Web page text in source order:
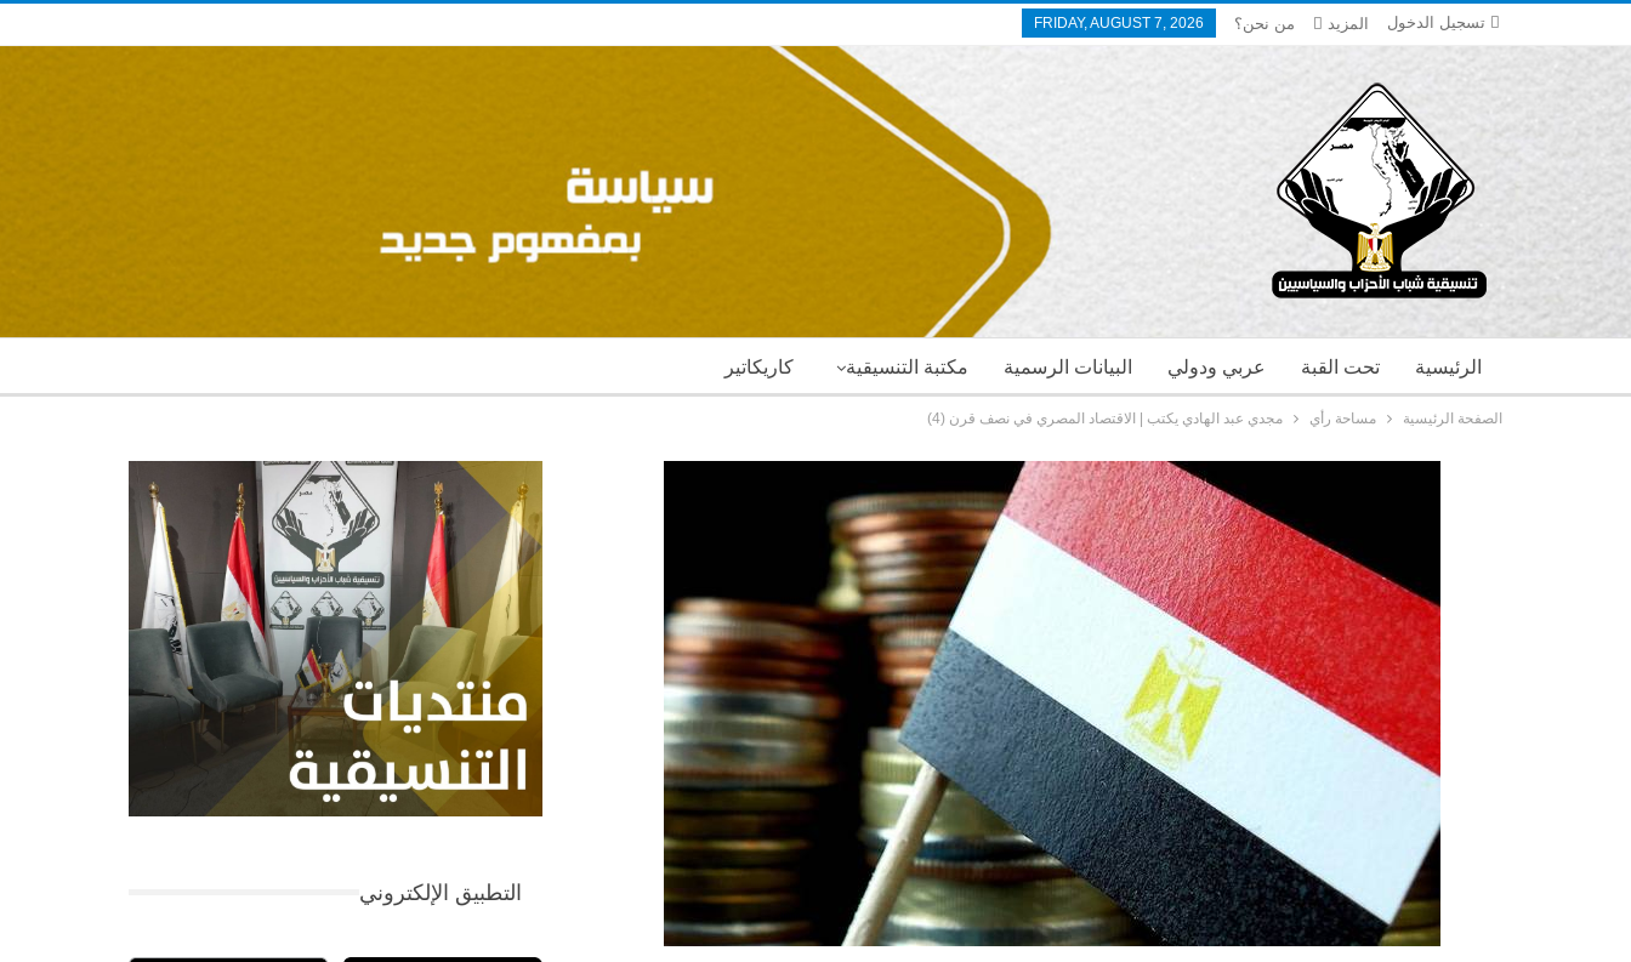
تسجيل الدخول FRIDAY, AUGUST 7, 2026 من نحن؟ المزيد
كاريكاتير مكتبة التنسيقية البيانات الرسمية عربي ودولي تحت القبة الرئيسية
الصفحة الرئيسية مساحة رأي مجدي عبد الهادي يكتب | الاقتصاد المصري في نصف قرن (4)
التطبيق الإلكتروني